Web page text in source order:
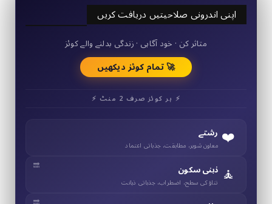
اپنی اندرونی صلاحیتیں دریافت کریں
50+ مختصر کوئز
متاثر کن · خود آگاہی · زندگی بدلنے والے کوئز
🚀 تمام کوئز دیکھیں
⚡ ہر کوئز صرف 2 منٹ ⚡
❤️ رشتے
معاون شوہر، مطابقت، جذباتی اعتماد
🧘 ذہنی سکون
تناؤ کی سطح، اضطراب، جذباتی ذہانت